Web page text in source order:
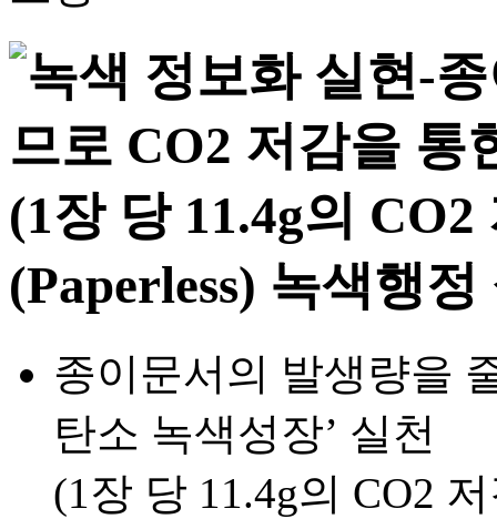
종이문서의 발생량을
탄소 녹색성장’ 실천
(1장 당 11.4g의 CO2